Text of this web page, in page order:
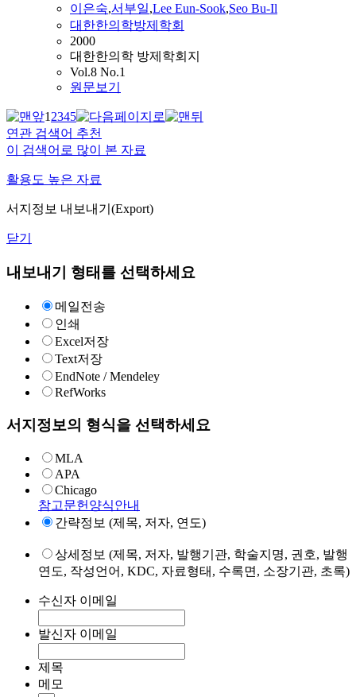
이은숙,서부일,Lee Eun-Sook,Seo Bu-Il
대한한의학방제학회
2000
대한한의학 방제학회지
Vol.8 No.1
원문보기
12345
연관 검색어 추천
이 검색어로 많이 본 자료
활용도 높은 자료
서지정보 내보내기(Export)
닫기
내보내기 형태를 선택하세요
메일전송
인쇄
Excel저장
Text저장
EndNote / Mendeley
RefWorks
서지정보의 형식을 선택하세요
MLA
APA
Chicago
참고문헌양식안내
간략정보 (제목, 저자, 연도)
상세정보 (제목, 저자, 발행기관, 학술지명, 권호, 발행
연도, 작성언어, KDC, 자료형태, 수록면, 소장기관, 초록)
수신자 이메일
발신자 이메일
제목
메모